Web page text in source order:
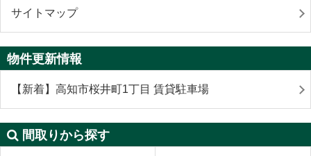
サイトマップ
物件更新情報
【新着】高知市桜井町1丁目 賃貸駐車場
間取りから探す